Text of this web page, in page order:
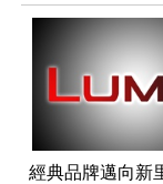
經典品牌邁向新